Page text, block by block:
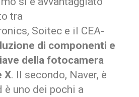
tra
Soitec e il CEA-
di componenti e
della fotocamera
X. Il secondo, Naver, è
è uno dei pochi a